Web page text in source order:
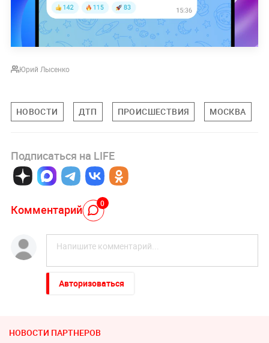
Юрий Лысенко
НОВОСТИ ДТП ПРОИСШЕСТВИЯ МОСКВА
Подписаться на LIFE
Комментарий 0
Авторизоваться
НОВОСТИ ПАРТНЕРОВ